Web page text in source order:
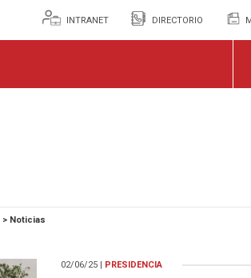
INTRANET DIRECTORIO
> Noticias
02/06/25 | PRESIDENCIA